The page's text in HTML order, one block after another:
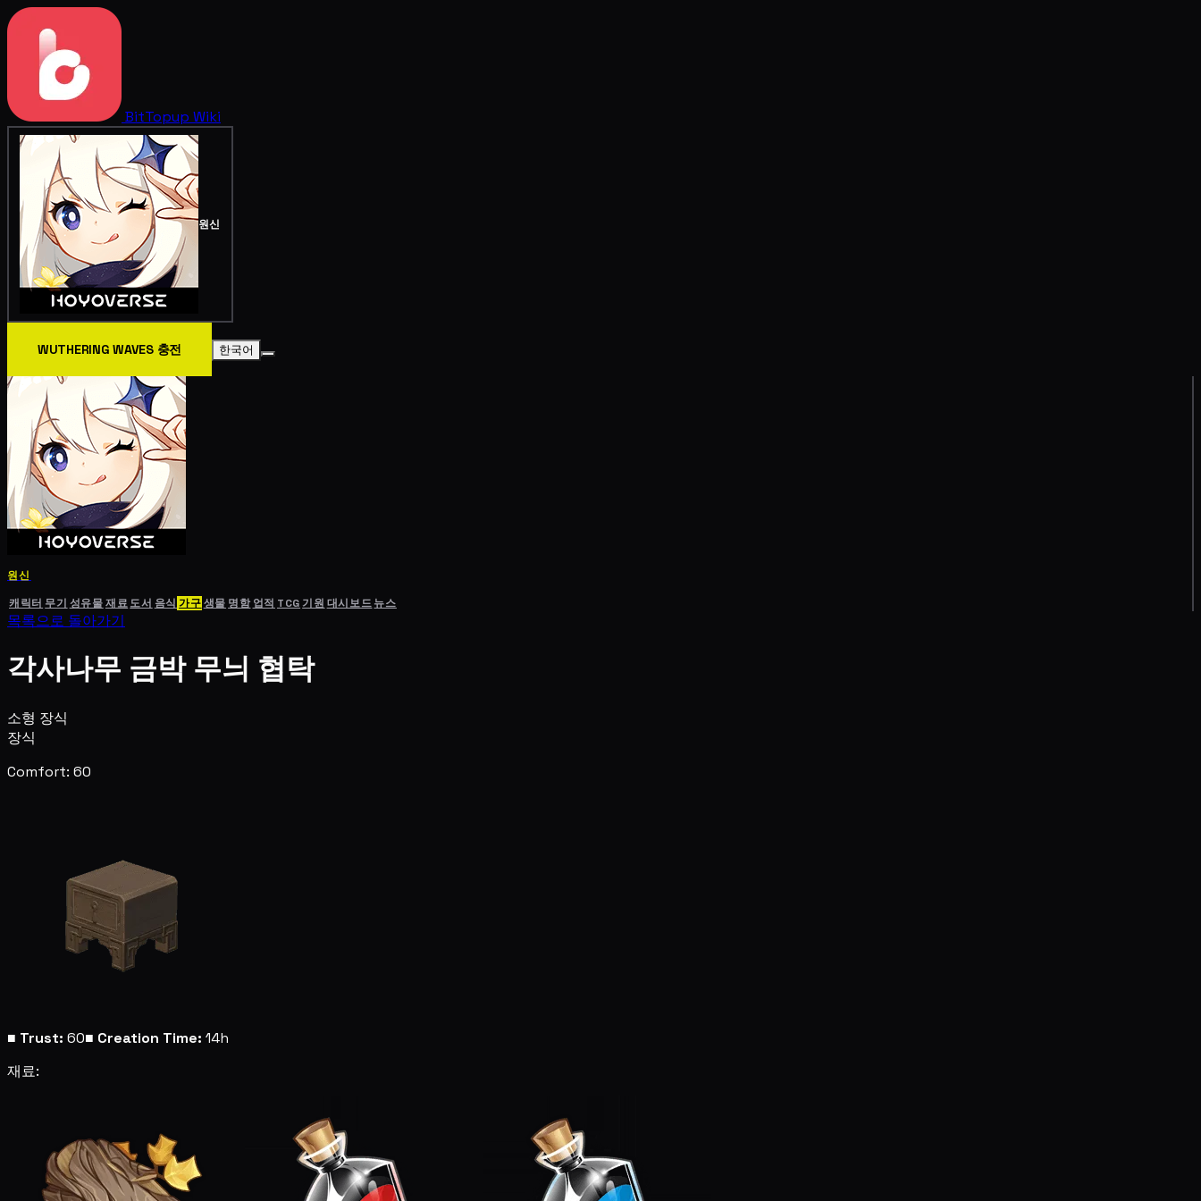
BitTopup Wiki
원신
WUTHERING WAVES 충전 한국어
원신
캐릭터 무기 성유물재료도서 음식 가구생물 명함 업적 TCG기원 대시보드뉴스
목록으로 돌아가기
각사나무 금박 무늬 협탁
소형 장식
장식
Comfort: 60
■ Trust: 60■ Creation Time: 14h
재료: